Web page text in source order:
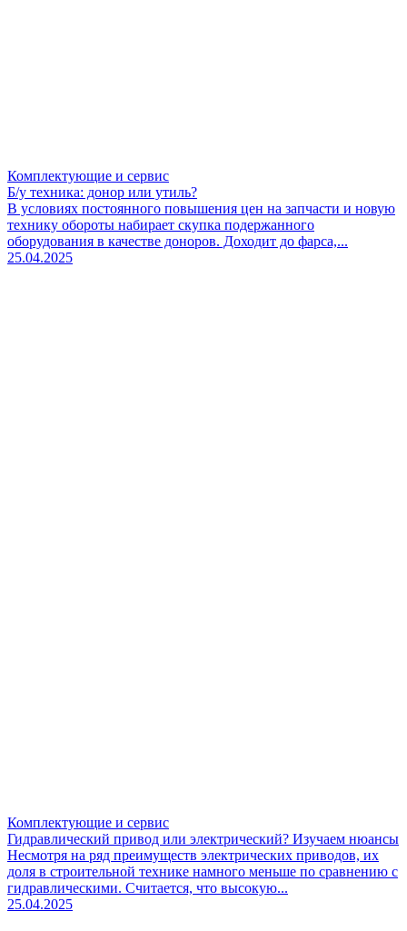
Комплектующие и сервис
Б/у техника: донор или утиль?
В условиях постоянного повышения цен на запчасти и новую
технику обороты набирает скупка подержанного
оборудования в качестве доноров. Доходит до фарса,...
25.04.2025
Комплектующие и сервис
Гидравлический привод или электрический? Изучаем нюансы
Несмотря на ряд преимуществ электрических приводов, их
доля в строительной технике намного меньше по сравнению с
гидравлическими. Считается, что высокую...
25.04.2025